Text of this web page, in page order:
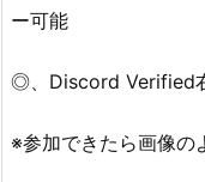
ー可能
◎、Discord Verified
※参加できたら画像の